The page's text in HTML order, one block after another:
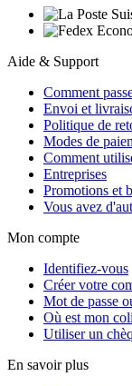
Aide & Support
Comment
Envoi et
Politique de
Modes de
Comment
Entreprises
Promotions et
Vous avez
Mon compte
Identifiez-vous
Créer votre
Mot de passe
Où est mon
Utiliser un
En savoir plus